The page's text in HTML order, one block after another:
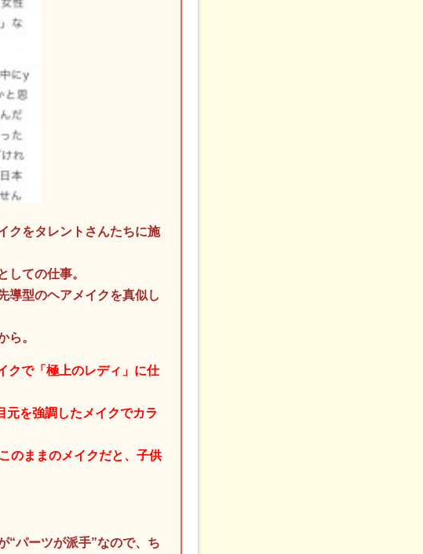
クをタレントさんたちに施
しての仕事。
導型のヘアメイクを真似し
ら。
で「極上のレディ」に仕
を強調したメイクでカラ
のままのメイクだと、子供
“パーツが派手”なので、ち